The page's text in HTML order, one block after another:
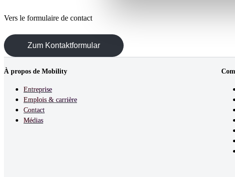
Vers le formulaire de contact
Zum Kontaktformular
À propos de Mobility
Entreprise
Emplois & carrière
Contact
Médias